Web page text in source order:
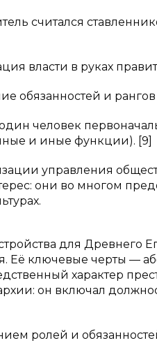
считался
власти в руках
обязанностей и
человек
и иные функции). [9]
управления
они во многом
для Древнего
Её ключевые черты —
характер
он включал
ролей и